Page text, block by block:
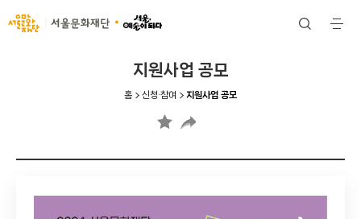
서울문화재단
전
검
지원사업 공모
홈 신청·참여 지원사업 공모